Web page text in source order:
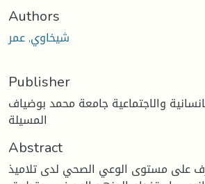
Authors
شيخاوي, عمر
Publisher
والاجتماعية جامعة محمد بوضياف
المسيلة
Abstract
على مستوى الوعي الصحي لدى تلاميذ